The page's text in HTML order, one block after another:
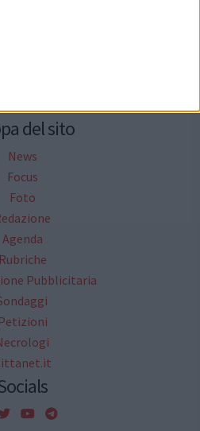
del sito
News
Focus
Foto
Agenda
Rubriche
Pubblicitaria
Petizioni